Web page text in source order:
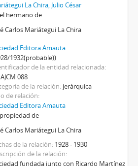
La Chira, Julio César
hermano de
Carlos Mariátegui La Chira
Editora Amauta
1932(probable))
de la entidad relacionada
088
de la relación jerárquica
de relación
Editora Amauta
de
Carlos Mariátegui La Chira
de la relación 1928 - 1930
de la relación
fundada junto con Ricardo Martínez